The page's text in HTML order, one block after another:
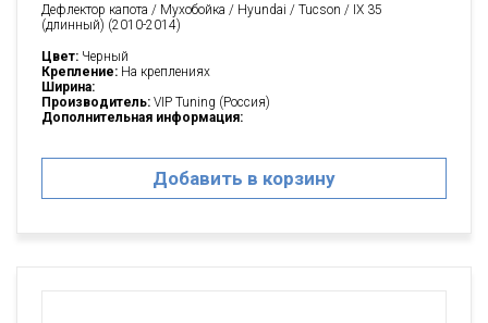
Дефлектор капота / Мухобойка / Hyundai / Tucson / IX 35
(длинный) (2010-2014)
Цвет: Черный
Крепление: На креплениях
Ширина:
Производитель: VIP Tuning (Россия)
Дополнительная информация:
Добавить в корзину